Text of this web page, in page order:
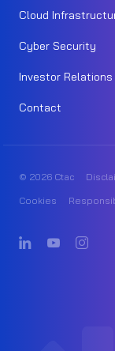
Cloud
Cyber Security
Investor Relations
Contact
© 2026 Ctac
Cookies